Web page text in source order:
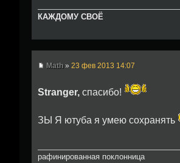
КАЖДОМУ СВОЁ
Math » 23 фев 2013 14:07
Stranger, спасибо!
ЗЫ Я ютуба я умею сохранять
рафинированная поклонница